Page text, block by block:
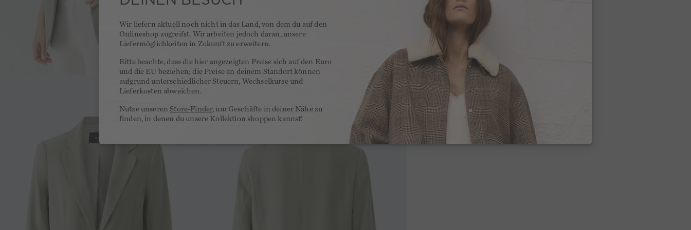
Wir liefern aktuell noch nicht in das Land, von dem du auf den
Onlineshop zugreifst. Wir arbeiten jedoch daran, unsere
Liefermöglichkeiten in Zukunft zu erweitern.
Bitte beachte, dass die hier angezeigten Preise sich auf den Euro
und die EU beziehen; die Preise an deinem Standort können
aufgrund unterschiedlicher Steuern, Wechselkurse und
Lieferkosten abweichen.
Nutze unseren Store-Finder, um Geschäfte in deiner Nähe zu
finden, in denen du unsere Kollektion shoppen kannst!